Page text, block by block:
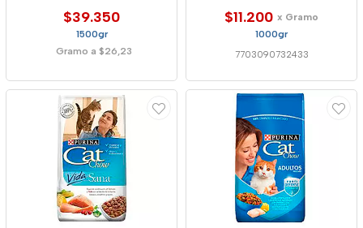
$39.350
1500gr
Gramo a $26,23
$11.200 x Gramo
1000gr
7703090732433